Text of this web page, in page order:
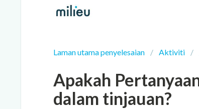
Laman utama penyelesaian Aktiviti
Apakah
dalam tinjauan?